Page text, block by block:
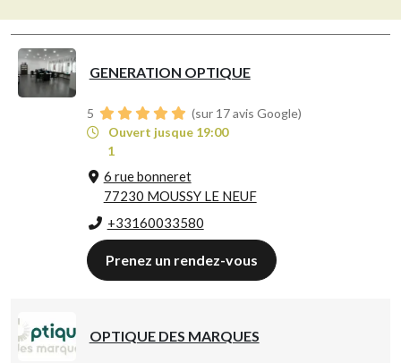
GENERATION OPTIQUE
5
(sur 17 avis Google)
Ouvert jusque 19:00
1
6 rue bonneret
77230 MOUSSY LE NEUF
+33160033580
Prenez un rendez-vous
OPTIQUE DES MARQUES